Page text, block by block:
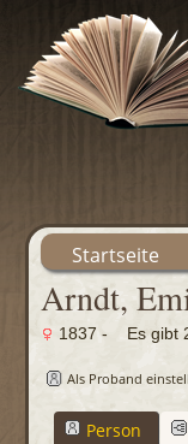
Startseite
Arndt,
1837 - Es gibt 2
Als Proband
Person